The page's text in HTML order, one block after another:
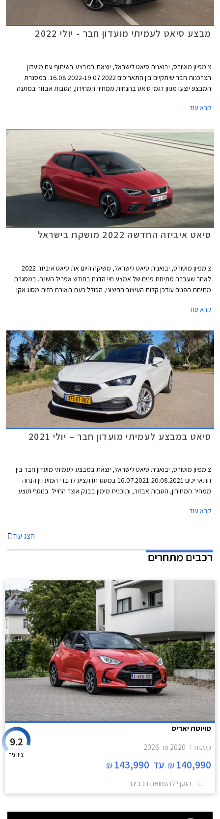
מבצע סיאט לעמיתי מועדון חבר - יולי 2022
צ'מפיון מוטורס, יבואנית סיאט לישראל, יוצאת במבצע בשיתוף עם מועדון
הצרכנות חבר שיתקיים בין התאריכים 16.08.2022-19.07.2022. במסגרת
המבצע יוצעו מגוון דגמי סיאט בהנחות ממחיר המחירון, הטבות אבזור במתנה
במבצע מאחר והרכב לא זמין במלאי. המבצע יתקיים בכל סוכנויות סיאט ברחבי
קרא עוד
סיאט איביזה החדשה 2022 מושקת בישראל
צ'מפיון מוטורס, יבואנית סיאט לישראל, משיקה היום את סיאט איביזה 2022
לאחר שעברה מתיחת פנים של אמצע חיי הדגם בחודש אפריל השנה. במסגרת
מתיחת הפנים עודכן קלות העיצוב החיצוני, הכולל כעת תאורת חזית מסוג אקו
בסגנון כתב יד.
קרא עוד
סיאט במבצע לעמיתי מועדון חבר – יולי 2021
צ'מפיון מוטורס, יבואנית סיאט לישראל, יוצאת במבצע לעמיתי מועדון חבר בין
התאריכים 16.07.2021-20.08.2021 במסגרתו תציע לחברי המועדון הנחה
ממחיר המחירון, הטבות אבזור, ותוכנית מימון בבנק אוצר החייל. בנוסף תוצע
ברכישת אבזור בהתקנה מקומית.
קרא עוד
הצג עוד
רכבים מתחרים
טויוטה יאריס
קטנות 2020 עד 2026
140,990
₪ עד 143,990
₪
9.2
ציון גיר
הוסף להשוואת רכבים